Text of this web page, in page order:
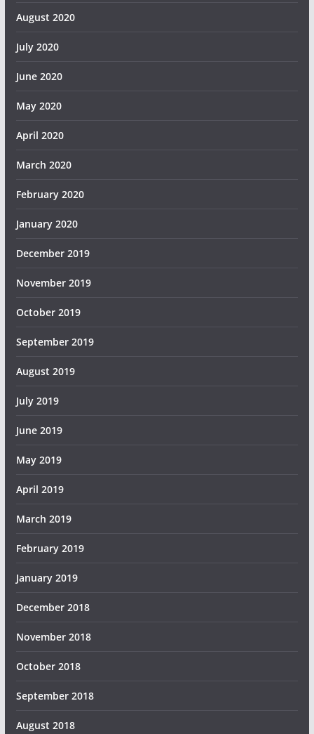
August 2020
July 2020
June 2020
May 2020
April 2020
March 2020
February 2020
January 2020
December 2019
November 2019
October 2019
September 2019
August 2019
July 2019
June 2019
May 2019
April 2019
March 2019
February 2019
January 2019
December 2018
November 2018
October 2018
September 2018
August 2018